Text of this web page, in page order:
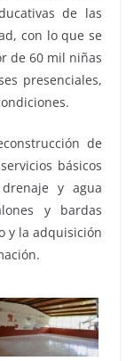
de las
con lo que se
de 60 mil niñas
presenciales,
de
básicos
y agua
y bardas
y la adquisición